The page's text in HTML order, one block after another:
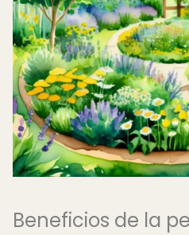
Beneficios de la